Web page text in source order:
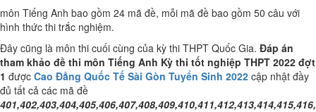
môn Tiếng Anh bao gồm 24 mã đề, mỗi mã đề bao gồm 50 câu với
hình thức thi trắc nghiệm.
Đây cũng là môn thi cuối cùng của kỳ thi THPT Quốc Gia. Đáp án
tham khảo đề thi môn Tiếng Anh Kỳ thi tốt nghiệp THPT 2022 đợt
1 được Cao Đẳng Quốc Tế Sài Gòn Tuyển Sinh 2022 cập nhật đầy
đủ tất cả các mã đề